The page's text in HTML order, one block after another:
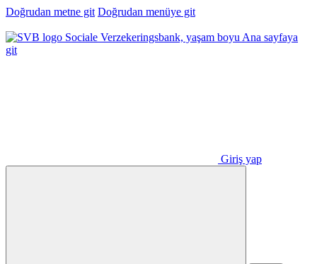
Doğrudan metne git Doğrudan menüye git
Ana sayfaya
git
Giriş yap